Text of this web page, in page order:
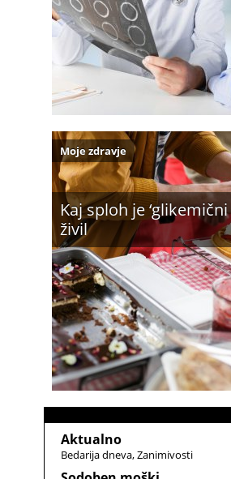
Kaj sploh je ‘glikemični
živil
Moje zdravje
Aktualno
Bedarija dneva Zanimivosti